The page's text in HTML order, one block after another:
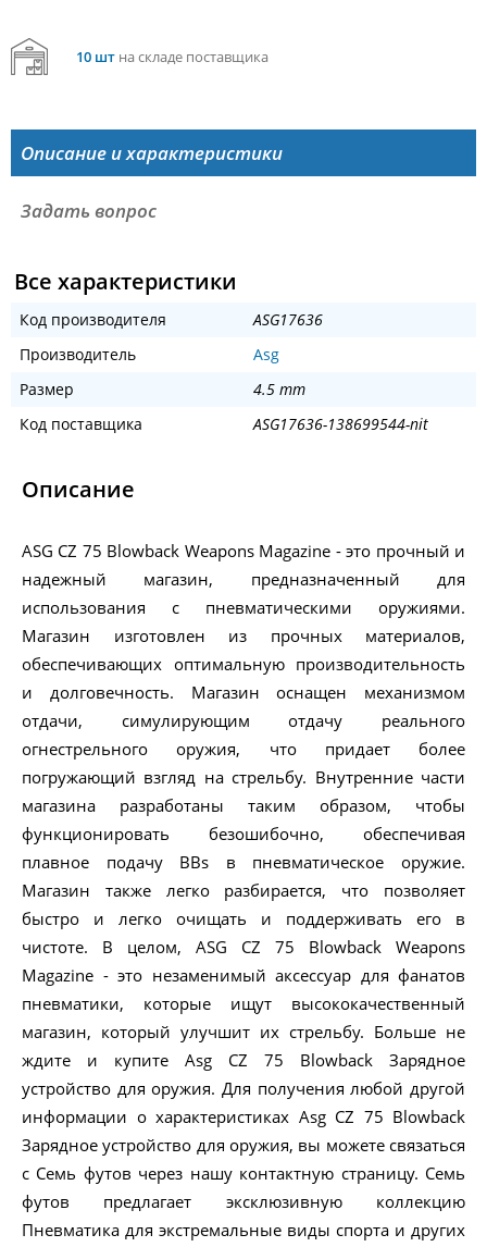
10 штна складе поставщика
Описание и характеристики
Задать вопрос
Все характеристики
Код производителя
ASG17636
Производитель
Asg
Размер
4.5 mm
Код поставщика
ASG17636-138699544-nit
Описание
ASG CZ 75 Blowback Weapons Magazine - это прочный и
надежный магазин, предназначенный для
использования с пневматическими оружиями.
Магазин изготовлен из прочных материалов,
обеспечивающих оптимальную производительность
и долговечность. Магазин оснащен механизмом
отдачи, симулирующим отдачу реального
огнестрельного оружия, что придает более
погружающий взгляд на стрельбу. Внутренние части
магазина разработаны таким образом, чтобы
функционировать безошибочно, обеспечивая
плавное подачу BBs в пневматическое оружие.
Магазин также легко разбирается, что позволяет
быстро и легко очищать и поддерживать его в
чистоте. В целом, ASG CZ 75 Blowback Weapons
Magazine - это незаменимый аксессуар для фанатов
пневматики, которые ищут высококачественный
магазин, который улучшит их стрельбу. Больше не
ждите и купите Asg CZ 75 Blowback Зарядное
устройство для оружия. Для получения любой другой
информации о характеристиках Asg CZ 75 Blowback
Зарядное устройство для оружия, вы можете связаться
с Семь футов через нашу контактную страницу. Семь
футов предлагает эксклюзивную коллекцию
Пневматика для экстремальные виды спорта и других